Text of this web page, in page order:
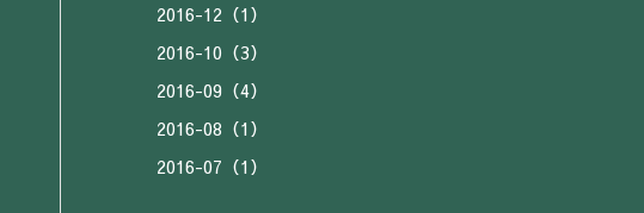
2016-12（1）
2016-10（3）
2016-09（4）
2016-08（1）
2016-07（1）